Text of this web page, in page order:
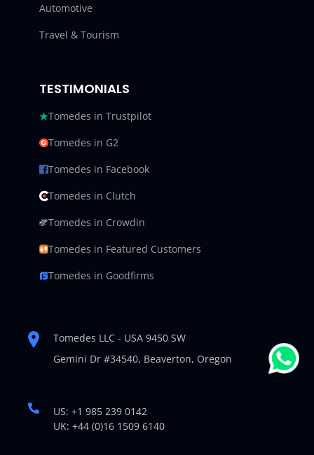
Automotive
Travel & Tourism
TESTIMONIALS
Tomedes in Trustpilot
Tomedes in G2
Tomedes in Facebook
Tomedes in Clutch
Tomedes in Crowdin
Tomedes in Featured Customers
Tomedes in Goodfirms
Tomedes LLC - USA 9450 SW
Gemini Dr #34540, Beaverton, Oregon
US: +1 985 239 0142
UK: +44 (0)16 1509 6140